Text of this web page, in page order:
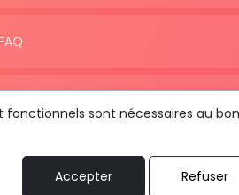
FAQ
sont réservés © 2026 RDV
fonctionnels sont nécessaires au
Accepter Refuser